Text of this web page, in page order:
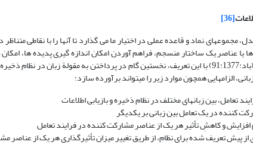
[36]
مجموعه­ای نماد و قاعده عملی در اختیار ما می گذارد تا آنها را با نقاطی
یا عناصر یک ساختار منسجم، فراهم آوردن امکان اندازه گیری پدیده ها،
مناسباتی است که تا کنون ناشناخته مانده است». (باد:91:1377) با این تعریف، نخستین گام در پرداختن به
الزامهایی همچون موارد زیر را می­تواند برآورده سازد:
تعامل، بین زبانهای مختلف در نظام ذخیره و بازیابی اطلاعات
کننده در یک تعامل بین زبانی بر یکدیگر
افزایش و کاهشِ تأثیر هر یک از عناصر مشارکت کننده در فرایند تعامل
پیش تعریف شده برای نظام، از طریق تغییر میزان تأثیرگذاری هر یک از عناصر